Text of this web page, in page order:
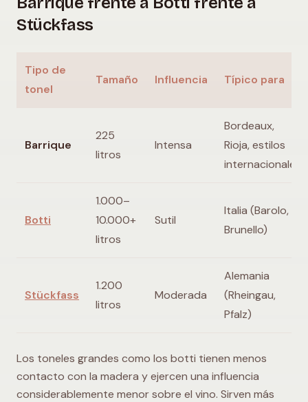
Stückfass
Tipo de
tonel
Tamaño Influencia Típico para
Barrique
225
litros
Intensa
Bordeaux,
Rioja, estilos
internacionales
Botti
1.000–
10.000+
litros
Sutil
Italia (Barolo,
Brunello)
Stückfass
1.200
litros
Moderada
Alemania
(Rheingau,
Pfalz)
Los toneles grandes como los botti tienen menos
contacto con la madera y ejercen una influencia
considerablemente menor sobre el vino. Sirven más